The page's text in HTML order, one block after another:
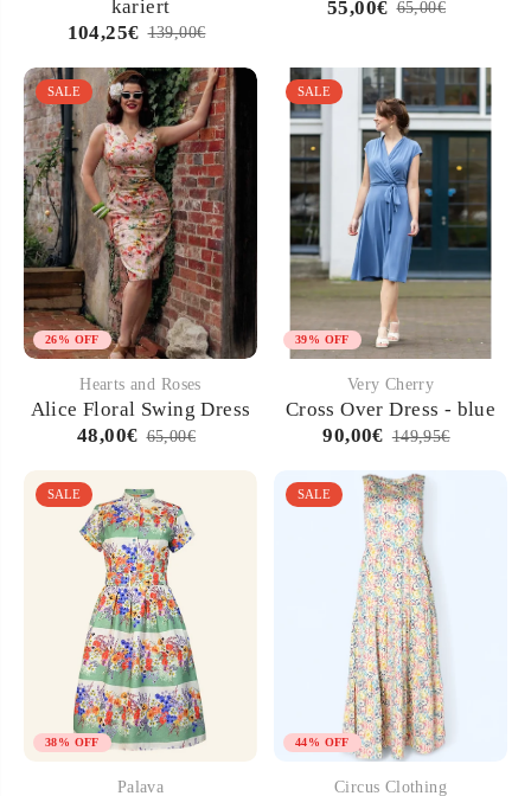
kariert
104,25€ 139,00€
55,00€ 65,00€
26% OFF
SALE
Hearts and Roses
Alice Floral Swing Dress
48,00€ 65,00€
39% OFF
SALE
Very Cherry
Cross Over Dress - blue
90,00€ 149,95€
38% OFF
SALE
Palava
44% OFF
SALE
Circus Clothing